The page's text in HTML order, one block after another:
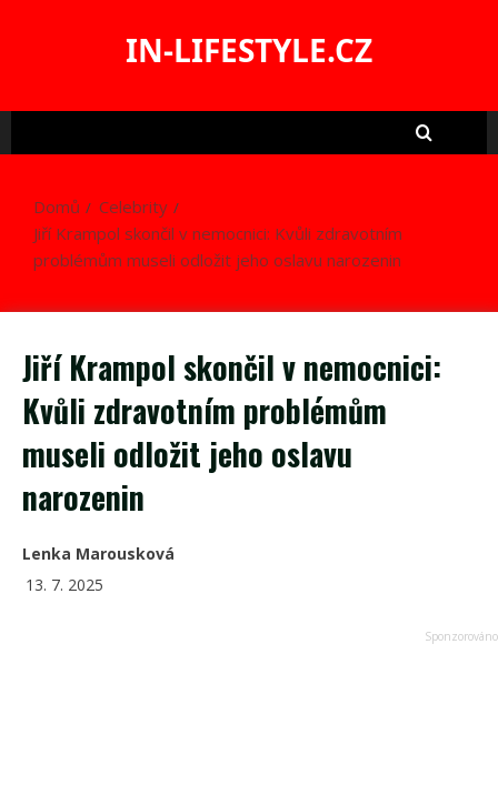
IN-LIFESTYLE.CZ
Domů
Celebrity
Jiří Krampol skončil v nemocnici: Kvůli zdravotním
problémům museli odložit jeho oslavu narozenin
Jiří Krampol skončil v nemocnici:
Kvůli zdravotním problémům
museli odložit jeho oslavu
narozenin
Lenka Marousková
13. 7. 2025